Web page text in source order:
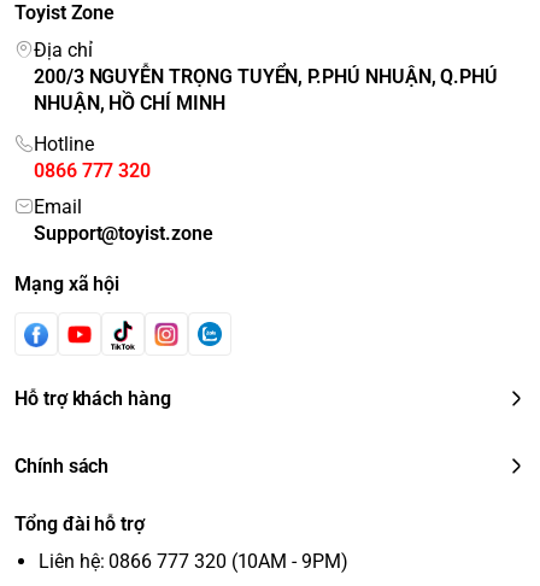
Toyist Zone
Địa chỉ
200/3 NGUYỄN TRỌNG TUYỂN, P.PHÚ NHUẬN, Q.PHÚ
NHUẬN, HỒ CHÍ MINH
Hotline
0866 777 320
Email
Support@toyist.zone
Mạng xã hội
Hỗ trợ khách hàng
Chính sách
Tổng đài hỗ trợ
Liên hệ: 0866 777 320 (10AM - 9PM)